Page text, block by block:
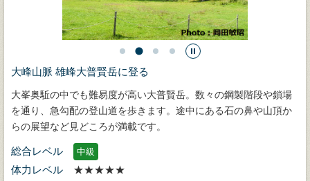
大峰山脈 雄峰大普賢岳に登る
大峯奥駈の中でも難易度が高い大普賢岳。数々の鋼製階段や鎖場
を通り、急勾配の登山道を歩きます。途中にある石の鼻や山頂か
らの展望など見どころが満載です。
総合レベル 中級
体力レベル
★★★★★